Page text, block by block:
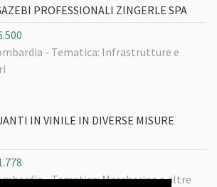
PROFESSIONALI ZINGERLE SPA
- Tematica: Infrastrutture e
IN VINILE IN DIVERSE MISURE
-Tematica: Mascherine e altre